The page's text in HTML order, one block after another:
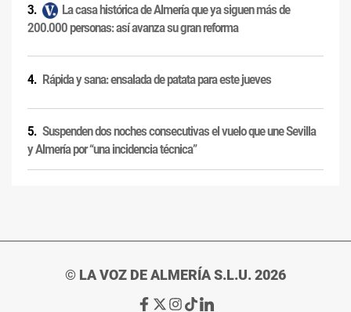
La casa histórica de Almería que ya siguen más de
200.000 personas: así avanza su gran reforma
Rápida y sana: ensalada de patata para este jueves
Suspenden dos noches consecutivas el vuelo que une Sevilla
y Almería por “una incidencia técnica”
© LA VOZ DE ALMERÍA S.L.U. 2026
Ir
Ir
Ir Ir Ir